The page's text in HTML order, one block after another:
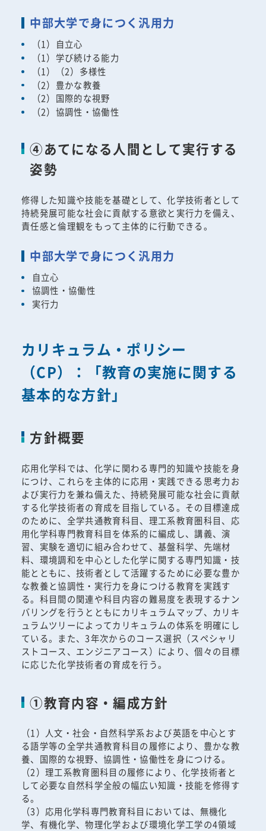
中部大学で身につく汎用力
（1）自立心
（1）学び続ける能力
（1）（2）多様性
（2）豊かな教養
（2）国際的な視野
（2）協調性・協働性
④あてになる人間として実行する
姿勢
修得した知識や技能を基礎として、化学技術者として
持続発展可能な社会に貢献する意欲と実行力を備え、
責任感と倫理観をもって主体的に行動できる。
中部大学で身につく汎用力
自立心
協調性・協働性
実行力
カリキュラム・ポリシー
（CP）：「教育の実施に関する
基本的な方針」
方針概要
応用化学科では、化学に関わる専門的知識や技能を身
につけ、これらを主体的に応用・実践できる思考力お
よび実行力を兼ね備えた、持続発展可能な社会に貢献
する化学技術者の育成を目指している。その目標達成
のために、全学共通教育科目、理工系教育圏科目、応
用化学科専門教育科目を体系的に編成し、講義、演
習、実験を適切に組み合わせて、基盤科学、先端材
料、環境調和を中心とした化学に関する専門知識・技
能とともに、技術者として活躍するために必要な豊か
な教養と協調性・実行力を身につける教育を実践す
る。科目間の関連や科目内容の難易度を表現するナン
バリングを行うとともにカリキュラムマップ、カリキ
ュラムツリーによってカリキュラムの体系を明確にし
ている。また、3年次からのコース選択（スペシャリ
ストコース、エンジニアコース）により、個々の目標
に応じた化学技術者の育成を行う。
①教育内容・編成方針
（1）人文・社会・自然科学系および英語を中心とす
る語学等の全学共通教育科目の履修により、豊かな教
養、国際的な視野、協調性・協働性を身につける。
（2）理工系教育圏科目の履修により、化学技術者と
して必要な自然科学全般の幅広い知識・技能を修得す
る。
（3）応用化学科専門教育科目においては、無機化
学、有機化学、物理化学および環境化学工学の4領域